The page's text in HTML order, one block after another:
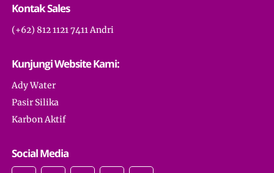
Kontak Sales
(+62) 812 1121 7411 Andri
Kunjungi Website Kami:
Ady Water
Pasir Silika
Karbon Aktif
Social Media